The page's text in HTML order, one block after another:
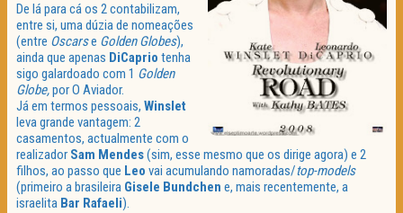
De lá para cá os 2 contabilizam,
entre si, uma dúzia de nomeações
(entre Oscarse Golden Globes),
ainda que apenas DiCaprio tenha
sigo galardoado com 1 Golden
Globe,por O Aviador.
Já em termos pessoais, Winslet
leva grande vantagem: 2
casamentos, actualmente com o
realizador Sam Mendes(sim, esse mesmo que os dirige agora) e 2
filhos, ao passo que Leo vai acumulando namoradas/top-models
(primeiro a brasileira Gisele Bundchen e, mais recentemente, a
israelita Bar Rafaeli).